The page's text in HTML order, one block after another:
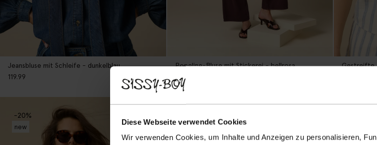
Diese Webseite verwendet Cookies
Wir verwenden Cookies, um Inhalte und Anzeigen zu personalisieren,
Jeansbluse mit Schleife - dunkelblau
119.99
Popeline-Bluse mit Stickerei - hellrosa
79.99
Gestreifte
-20%
new